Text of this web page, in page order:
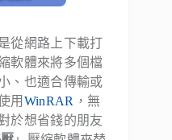
從網路上下載打
軟體來將多個檔
、也適合傳輸或
用 WinRAR ，無
於想省錢的朋友